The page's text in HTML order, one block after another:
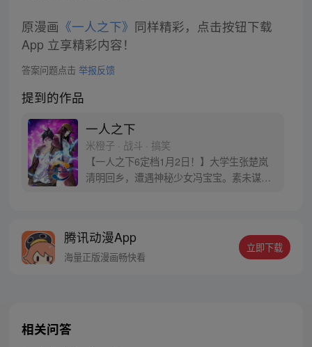
原漫画 《一人之下》 同样精彩，点击按钮下载
App 立享精彩内容！
答案问题点击 举报反馈
提到的作品
一人之下
米橙子 · 战斗 · 搞笑
【一人之下6定档1月2日！】大学生张楚岚
清明回乡，遭遇神秘少女冯宝宝。素未谋面
密，张楚岚的生活被彻底颠覆，与冯宝宝一
同踏上“异人”之旅。
腾讯动漫App
海量正版漫画畅快看
立即下载
相关问答